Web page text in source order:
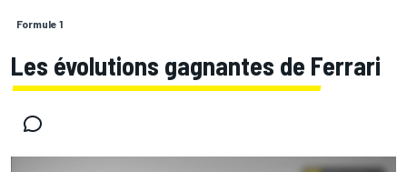
Formule 1
Les évolutions gagnantes de Ferrari